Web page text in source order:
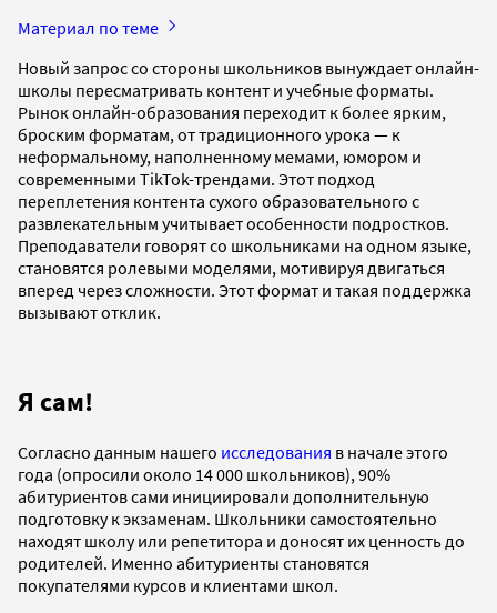
Материал по теме
Новый запрос со стороны школьников вынуждает онлайн-
школы пересматривать контент и учебные форматы.
Рынок онлайн-образования переходит к более ярким,
броским форматам, от традиционного урока — к
неформальному, наполненному мемами, юмором и
современными TikTok-трендами. Этот подход
переплетения контента сухого образовательного с
развлекательным учитывает особенности подростков.
Преподаватели говорят со школьниками на одном языке,
становятся ролевыми моделями, мотивируя двигаться
вперед через сложности. Этот формат и такая поддержка
вызывают отклик.
Я сам!
Согласно данным нашего исследования в начале этого
года (опросили около 14 000 школьников), 90%
абитуриентов сами инициировали дополнительную
подготовку к экзаменам. Школьники самостоятельно
находят школу или репетитора и доносят их ценность до
родителей. Именно абитуриенты становятся
покупателями курсов и клиентами школ.